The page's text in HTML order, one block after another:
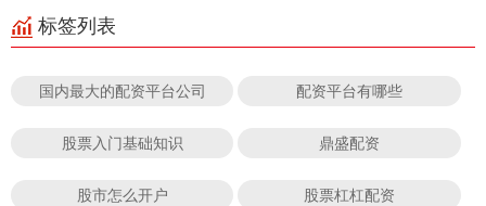
标签列表
国内最大的配资平台公司 配资平台有哪些
股票入门基础知识 鼎盛配资
股市怎么开户 股票杠杠配资